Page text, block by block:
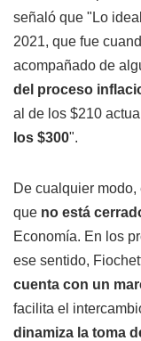
señaló que "Lo
2021, que fue
acompañado de
del proceso
al de los $210
los $300".
De cualquier
que no está
Economía. En los
ese sentido,
cuenta con un
facilita el
dinamiza la toma